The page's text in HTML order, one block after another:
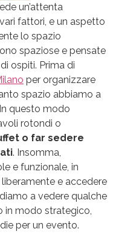
un’attenta
fattori, e un aspetto
lo spazio
spaziose e pensate
ospiti. Prima di
per organizzare
spazio abbiamo a
questo modo
rotondi o
o far sedere
. Insomma,
e funzionale, in
e accedere
a vedere qualche
in modo strategico,
per un evento.